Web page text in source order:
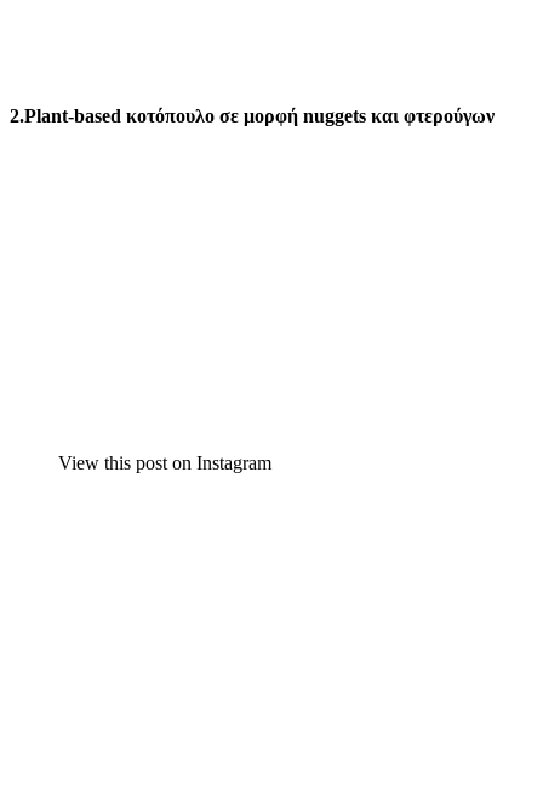
2.Plant-based κοτόπουλο σε μορφή nuggets και φτερούγων
View this post on Instagram